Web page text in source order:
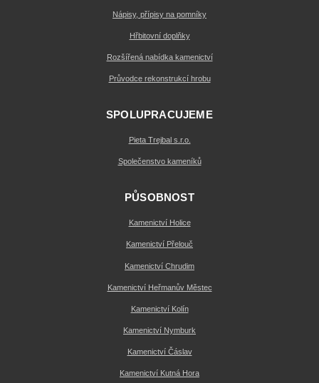
Nápisy, přípisy na pomníky
Hřbitovní doplňky
Rozšířená nabídka kamenictví
Průvodce rekonstrukcí hrobu
SPOLUPRACUJEME
Pieta Trejbal s.r.o.
Společenstvo kameníků
PŮSOBNOST
Kamenictví Holice
Kamenictví Přelouč
Kamenictví Chrudim
Kamenictví Heřmanův Městec
Kamenictví Kolín
Kamenictví Nymburk
Kamenictví Čáslav
Kamenictví Kutná Hora